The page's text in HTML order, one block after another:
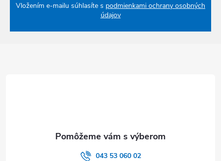
Vložením e-mailu súhlasíte s podmienkami ochrany osobných
údajov
043 53 060 02